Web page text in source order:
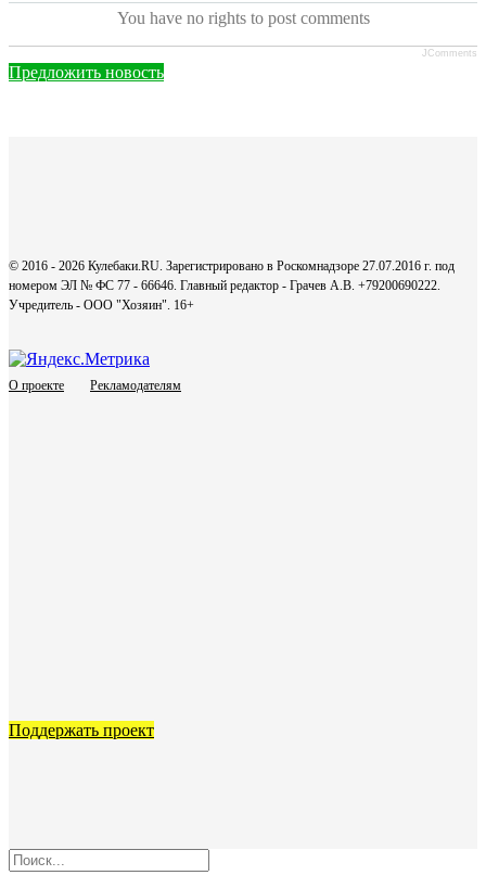
You have no rights to post comments
JComments
Предложить новость
© 2016 - 2026 Кулебаки.RU. Зарегистрировано в Роскомнадзоре 27.07.2016 г. под
номером ЭЛ № ФС 77 - 66646. Главный редактор - Грачев А.В. +79200690222.
Учредитель - ООО "Хозяин". 16+
О проекте Рекламодателям
Поддержать проект